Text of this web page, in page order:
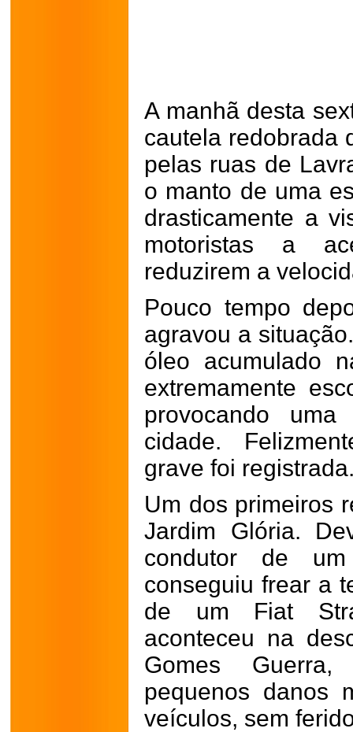
A manhã desta
cautela redobrada
pelas ruas de
o manto de uma
drasticamente a
motoristas a
reduzirem a
Pouco tempo
agravou a
óleo acumulado
extremamente
provocando
cidade.
grave foi
Um dos primeiros
Jardim Glória.
condutor de
conseguiu frear a
de um Fiat
aconteceu na
Gomes
pequenos danos
veículos, sem